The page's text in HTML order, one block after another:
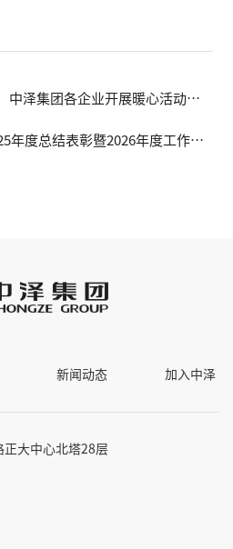
中泽集团各企业开展暖心活动致
年度总结表彰暨2026年度工作会
新闻动态 加入中泽
正大中心北塔28层